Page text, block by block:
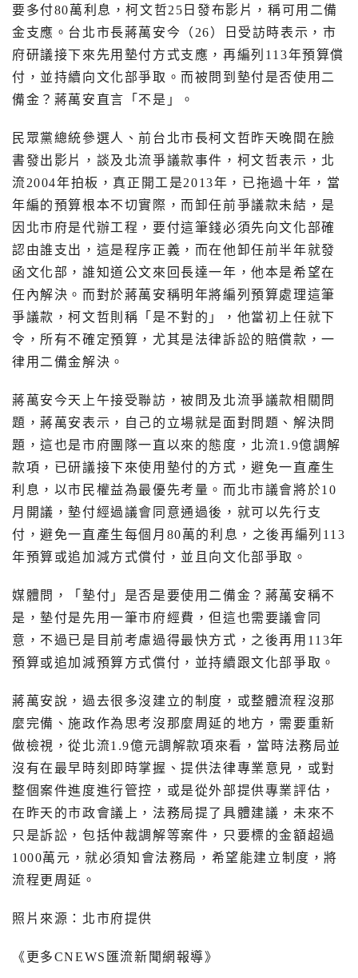
要多付80萬利息，柯文哲25 日發布影片，稱可用二備
金支應。台北市長蔣萬安今（ 26）日受訪時表示，市
府研議接下來先用墊付方式支應，再編列 113年預算償
付，並持續向文化部爭取。而被問到墊付是否使用二
備金？蔣萬安直言「不是」。
民眾黨總統參選人、前台北市長柯文哲昨天晚間在臉
書發出影片，談及北流爭議款事件，柯文哲表示，北
流 2004年拍板，真正開工是2013年，已拖過十年，當
年編的預算根本不切實際，而卸任前爭議款未結，是
因北市府是代辦工程，要付這筆錢必須先向文化部確
認由誰支出，這是程序正義，而在他卸任前半年就發
函文化部，誰知道公文來回長達一年，他本是希望在
任內解決。而對於蔣萬安稱明年將編列預算處理這筆
爭議款，柯文哲則稱「是不對的」，他當初上任就下
令，所有不確定預算，尤其是法律訴訟的賠償款，一
律用二備金解決。
蔣萬安今天上午接受聯訪，被問及北流爭議款相關問
題，蔣萬安表示，自己的立場就是面對問題、解決問
題，這也是市府團隊一直以來的態度，北流1.9億調解
款項，已研議接下來使用墊付的方式，避免一直產生
利息，以市民權益為最優先考量。而北市議會將於10
月開議，墊付經過議會同意通過後，就可以先行支
付，避免一直產生每個月 80萬的利息，之後再編列 113
年預算或追加減方式償付，並且向文化部爭取。
媒體問，「墊付」是否是要使用二備金？蔣萬安稱不
是，墊付是先用一筆市府經費，但這也需要議會同
意，不過已是目前考慮過得最快方式，之後再用 113年
預算或追加減預算方式償付，並持續跟文化部爭取。
蔣萬安說，過去很多沒建立的制度，或整體流程沒那
麼完備、施政作為思考沒那麼周延的地方，需要重新
做檢視，從北流1.9億元調解款項來看，當時法務局並
沒有在最早時刻即時掌握、提供法律專業意見，或對
整個案件進度進行管控，或是從外部提供專業評估，
在昨天的市政會議上，法務局提了具體建議，未來不
只是訴訟，包括仲裁調解等案件，只要標的金額超過
1000萬元，就必須知會法務局，希望能建立制度，將
流程更周延。
照片來源：北市府提供
《更多CNEWS 匯流新聞網報導》